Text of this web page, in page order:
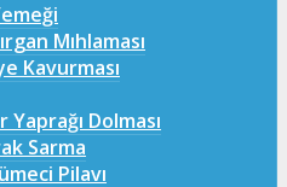
Mıhlaması
Kavurması
Dolması
Sarma
Pilavı